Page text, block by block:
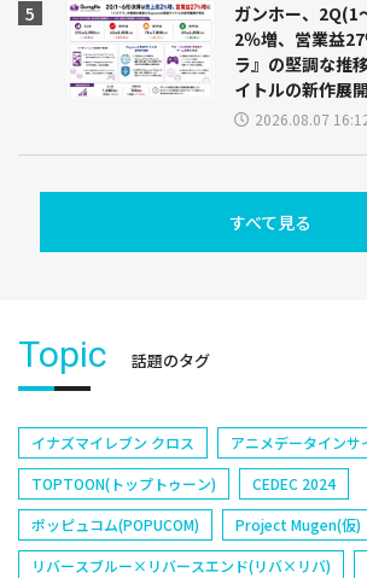
ガンホー、2Q(1
2％増、営業益
ラ』の堅調な推
イトルの新作展
2026.08.07
すべて見る
Topic 話題のタグ
イナズマイレブン クロス
アニメデータインサ
TOPTOON(トップトゥーン)
CEDEC 2024
ポッピュコム(POPUCOM)
Project Mugen(仮)
リバースブルー×リバースエンド(リバ×リバ)